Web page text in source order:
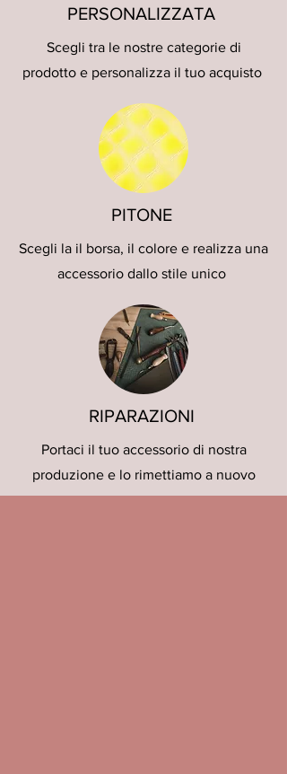
PERSONALIZZATA
Scegli tra le nostre categorie di
prodotto e personalizza il tuo acquisto
PITONE
Scegli la il borsa, il colore e realizza una
accessorio dallo stile unico
RIPARAZIONI
Portaci il tuo accessorio di nostra
produzione e lo rimettiamo a nuovo